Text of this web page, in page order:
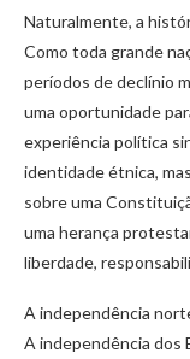
Naturalmente, a
Como toda grande
períodos de declínio
uma oportunidade
experiência política
identidade étnica,
sobre uma
uma herança
liberdade,
A independência
A independência dos